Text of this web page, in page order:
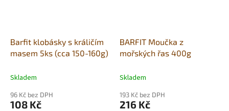
Barfit klobásky s králičím
masem 5ks (cca 150-160g)
Skladem
96 Kč bez DPH
108 Kč
BARFIT Moučka z
mořských řas 400g
Skladem
193 Kč bez DPH
216 Kč